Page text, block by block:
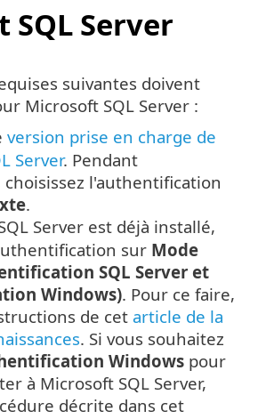
SQL Server
suivantes doivent
Microsoft SQL Server :
version prise en charge de
Server. Pendant
l'authentification
.
Server est déjà installé,
sur Mode
SQL Server et
Windows). Pour ce faire,
de cet article de la
. Si vous souhaitez
Windows pour
à Microsoft SQL Server,
décrite dans cet